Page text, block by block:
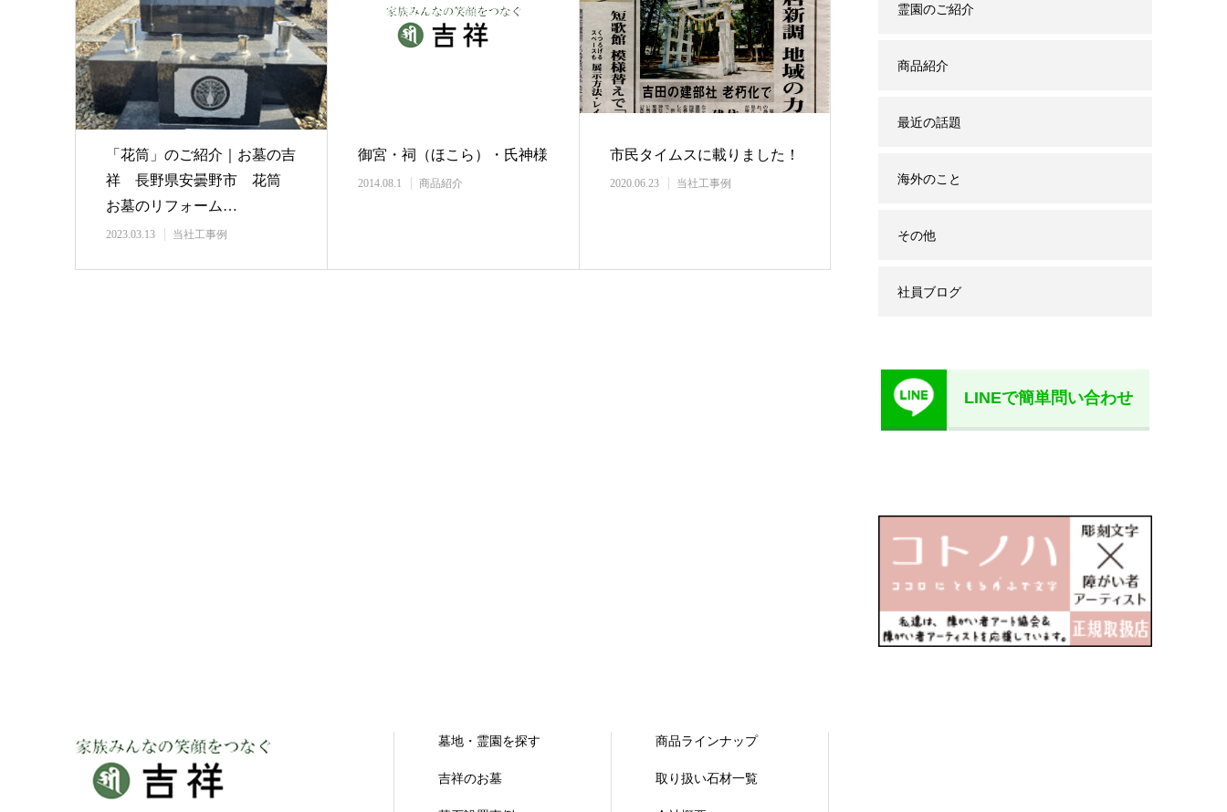
「花筒」のご紹介｜お墓の吉
祥 長野県安曇野市 花筒
お墓のリフォーム…
2023.03.13 当社工事例
御宮・祠（ほこら）・氏神様
2014.08.1 商品紹介
市民タイムスに載りました！
2020.06.23 当社工事例
霊園のご紹介
商品紹介
最近の話題
海外のこと
その他
社員ブログ
LINEで簡単問い合わせ
墓地・霊園を探す
吉祥のお墓
商品ラインナップ
取り扱い石材一覧